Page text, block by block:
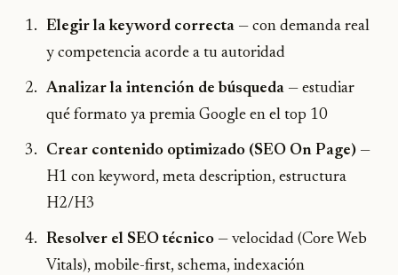
Elegir la keyword correcta — con demanda real
y competencia acorde a tu autoridad
Analizar la intención de búsqueda — estudiar
qué formato ya premia Google en el top 10
Crear contenido optimizado (SEO On Page) —
H1 con keyword, meta description, estructura
H2/H3
Resolver el SEO técnico — velocidad (Core Web
Vitals), mobile-first, schema, indexación